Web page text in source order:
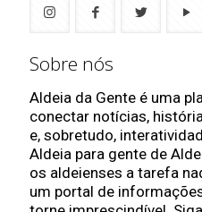
Sobre nós
Aldeia da Gente é uma
conectar notícias,
e, sobretudo,
Aldeia para gente de
os aldeienses a tarefa
um portal de